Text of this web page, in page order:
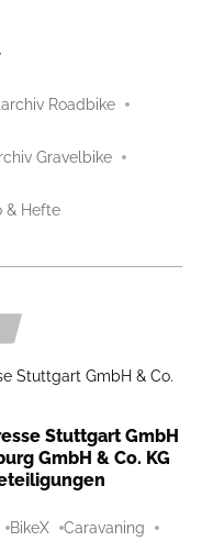
Roadbike
Gravelbike
& Hefte
Stuttgart GmbH & Co.
Stuttgart GmbH
GmbH & Co. KG
BikeX Caravaning